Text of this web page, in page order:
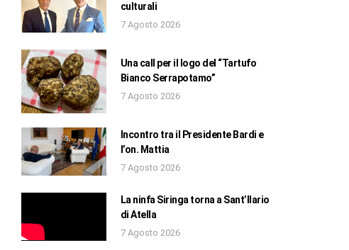
culturali
7 Agosto 2026
Una call per il logo del “Tartufo
Bianco Serrapotamo”
7 Agosto 2026
Incontro tra il Presidente Bardi e
l’on. Mattia
7 Agosto 2026
La ninfa Siringa torna a Sant’Ilario
di Atella
7 Agosto 2026